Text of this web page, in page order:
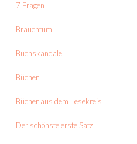
7 Fragen
Brauchtum
Buchskandale
Bücher
Bücher aus dem Lesekreis
Der schönste erste Satz